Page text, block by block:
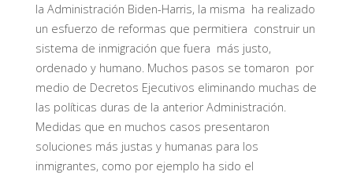
la Administración Biden-Harris, la misma ha realizado
un esfuerzo de reformas que permitiera construir un
sistema de inmigración que fuera más justo,
ordenado y humano. Muchos pasos se tomaron por
medio de Decretos Ejecutivos eliminando muchas de
las políticas duras de la anterior Administración.
Medidas que en muchos casos presentaron
soluciones más justas y humanas para los
inmigrantes, como por ejemplo ha sido el